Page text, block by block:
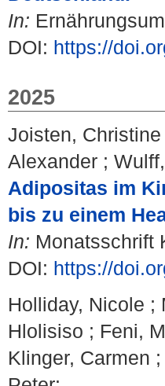
In:
DOI: https://
2025
Joisten, Christine
Alexander ;
Adipositas im
bis zu einem
In: Monatsschrift
DOI: https://
Holliday, Nicole ;
Hlolisiso ; Feni,
Klinger, Carmen